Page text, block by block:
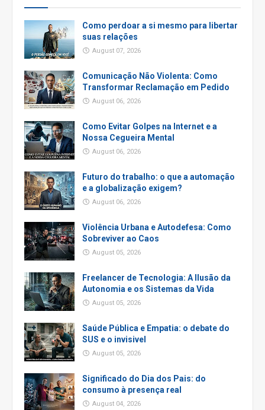
Como perdoar a si mesmo para libertar
suas relações
August 07, 2026
Comunicação Não Violenta: Como
Transformar Reclamação em Pedido
August 06, 2026
Como Evitar Golpes na Internet e a
Nossa Cegueira Mental
August 06, 2026
Futuro do trabalho: o que a automação
e a globalização exigem?
August 06, 2026
Violência Urbana e Autodefesa: Como
Sobreviver ao Caos
August 05, 2026
Freelancer de Tecnologia: A Ilusão da
Autonomia e os Sistemas da Vida
August 05, 2026
Saúde Pública e Empatia: o debate do
SUS e o invisivel
August 05, 2026
Significado do Dia dos Pais: do
consumo à presença real
August 04, 2026